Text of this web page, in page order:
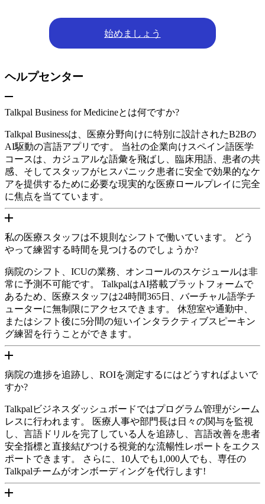
始めましょう
ヘルプセンター
Talkpal Business for Medicineとは何ですか?
Talkpal Businessは、医療分野向けに特別に設計されたB2Bの
AI駆動の言語アプリです。 当社の企業向けスペイン語医学
コースは、カジュアルな語彙を飛ばし、臨床用語、患者の共
感、そしてスタッフがヒスパニック患者に安全で効果的なケ
アを提供するために必要な現実的な医療ロールプレイに完全
に焦点を当てています。
私の医療スタッフは不規則なシフトで働いています。 どう
やって練習する時間を見つけるのでしょうか?
病院のシフト、ICUの業務、オンコールのスケジュールは非
常に予測不可能です。 TalkpalはAI搭載プラットフォームで
あるため、医療スタッフは24時間365日、バーチャル語学チ
ューターに無制限にアクセスできます。 休憩室や通勤中、
またはシフト後に5分間の短いインタラクティブスピーキン
グ練習を行うことができます。
病院の進捗を追跡し、ROIを測定するにはどうすればよいで
すか?
Talkpalビジネスダッシュボードではプログラム管理がシーム
レスに行われます。 医療人事や部門長は日々の関与を監視
し、言語ドリルを完了している人を追跡し、言語改善を患者
安全指標と直接結びつける視覚的な流暢性レポートをエクス
ポートできます。 さらに、10人でも1,000人でも、専任の
Talkpalチームがオンボーディングを代行します!